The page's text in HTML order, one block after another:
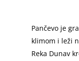
Pančevo je
klimom i leži
Reka Dunav